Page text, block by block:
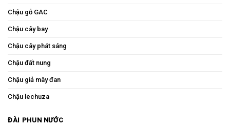
Chậu gỗ GAC
Chậu cây bay
Chậu cây phát sáng
Chậu đất nung
Chậu giả mây đan
Chậu lechuza
ĐÀI PHUN NƯỚC